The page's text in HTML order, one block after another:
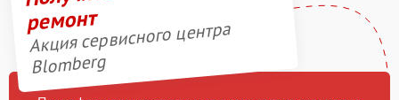
ремонт
Акция сервисного центра
Blomberg